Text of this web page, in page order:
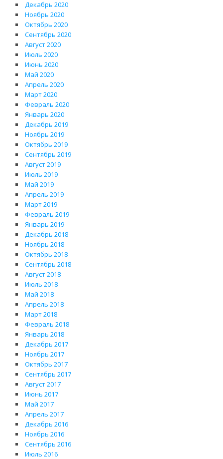
Декабрь 2020
Ноябрь 2020
Октябрь 2020
Сентябрь 2020
Август 2020
Июль 2020
Июнь 2020
Май 2020
Апрель 2020
Март 2020
Февраль 2020
Январь 2020
Декабрь 2019
Ноябрь 2019
Октябрь 2019
Сентябрь 2019
Август 2019
Июль 2019
Май 2019
Апрель 2019
Март 2019
Февраль 2019
Январь 2019
Декабрь 2018
Ноябрь 2018
Октябрь 2018
Сентябрь 2018
Август 2018
Июль 2018
Май 2018
Апрель 2018
Март 2018
Февраль 2018
Январь 2018
Декабрь 2017
Ноябрь 2017
Октябрь 2017
Сентябрь 2017
Август 2017
Июнь 2017
Май 2017
Апрель 2017
Декабрь 2016
Ноябрь 2016
Сентябрь 2016
Июль 2016